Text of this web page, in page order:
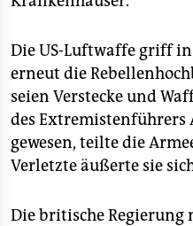
Die US-Luftwaffe griff
erneut die
seien Verstecke und
des Extremistenführers
gewesen, teilte die
Verletzte äußerte sie
Die britische Regierung